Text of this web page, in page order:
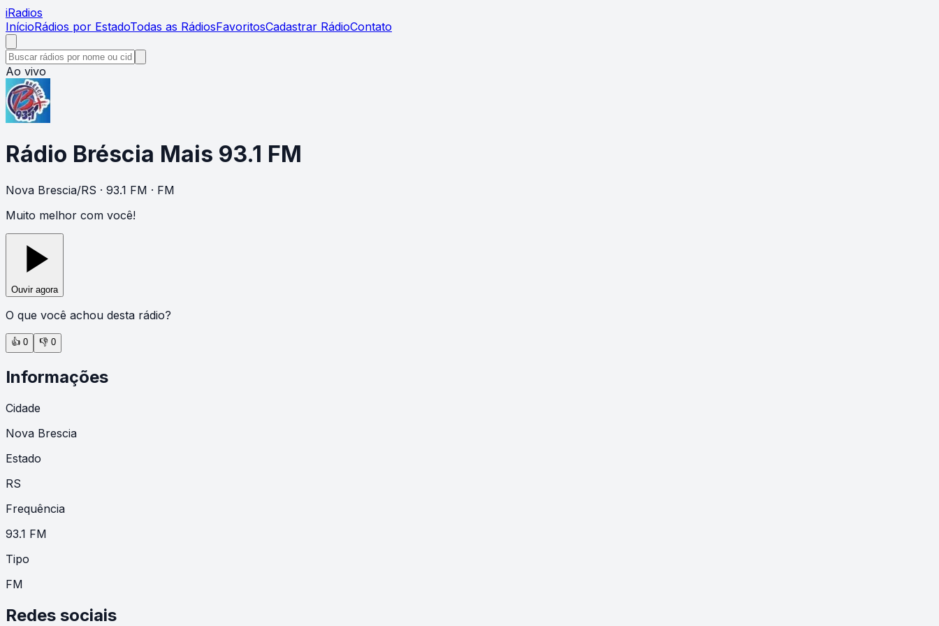
iRadios
InícioRádios por EstadoTodas as RádiosFavoritosCadastrar RádioContato
Ao vivo
Rádio Bréscia Mais 93.1 FM
Nova Brescia/RS · 93.1 FM · FM
Muito melhor com você!
Ouvir agora
O que você achou desta rádio?
👍 0 👎 0
Informações
Cidade
Nova Brescia
Estado
RS
Frequência
93.1 FM
Tipo
FM
Redes sociais